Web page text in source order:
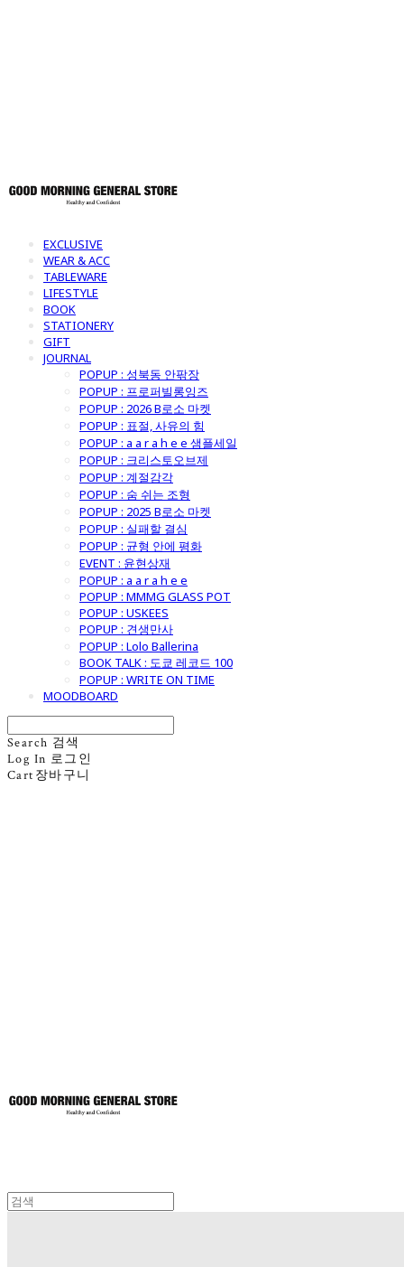
EXCLUSIVE
WEAR & ACC
TABLEWARE
LIFESTYLE
BOOK
STATIONERY
GIFT
JOURNAL
POPUP : 성북동 안팎장
POPUP : 프로퍼빌롱잉즈
POPUP : 2026 B로소 마켓
POPUP : 표절, 사유의 힘
POPUP : a a r a h e e 샘플세일
POPUP : 크리스토오브제
POPUP : 계절감각
POPUP : 숨 쉬는 조형
POPUP : 2025 B로소 마켓
POPUP : 실패할 결심
POPUP : 균형 안에 평화
EVENT : 윤현상재
POPUP : a a r a h e e
POPUP : MMMG GLASS POT
POPUP : USKEES
POPUP : 견생만사
POPUP : Lolo Ballerina
BOOK TALK : 도쿄 레코드 100
POPUP : WRITE ON TIME
MOODBOARD
Search 검색
Log In 로그인
Cart 장바구니